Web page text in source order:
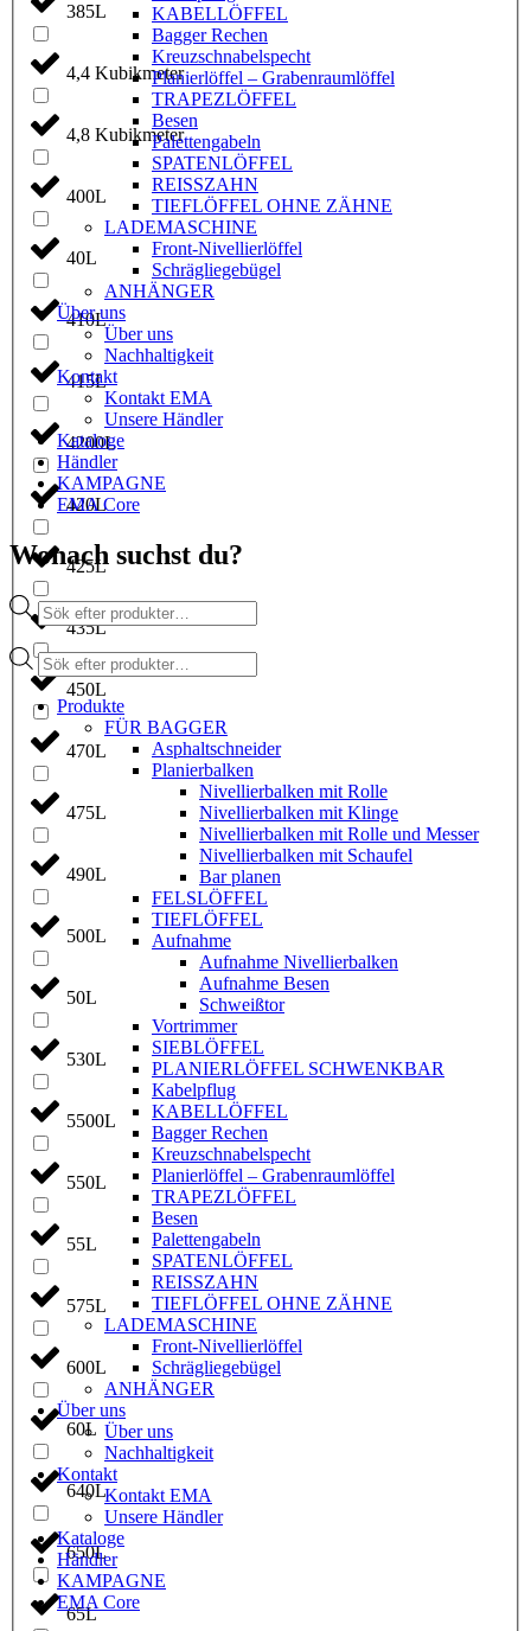
385L
4,4 Kubikmeter
4,8 Kubikmeter
400L
40L
410L
415L
4200L
420L
425L
435L
450L
470L
475L
490L
500L
50L
530L
5500L
550L
55L
575L
600L
60L
640L
650L
65L
KABELLÖFFEL
Bagger Rechen
Kreuzschnabelspecht
Planierlöffel – Grabenraumlöffel
TRAPEZLÖFFEL
Besen
Palettengabeln
SPATENLÖFFEL
REISSZAHN
TIEFLÖFFEL OHNE ZÄHNE
LADEMASCHINE
Front-Nivellierlöffel
Schrägliegebügel
ANHÄNGER
Über uns
Über uns
Nachhaltigkeit
Kontakt
Kontakt EMA
Unsere Händler
Kataloge
Händler
KAMPAGNE
EMA Core
Wonach suchst du?
Products
search
Products
search
Produkte
FÜR BAGGER
Asphaltschneider
Planierbalken
Nivellierbalken mit Rolle
Nivellierbalken mit Klinge
Nivellierbalken mit Rolle und Messer
Nivellierbalken mit Schaufel
Bar planen
FELSLÖFFEL
TIEFLÖFFEL
Aufnahme
Aufnahme Nivellierbalken
Aufnahme Besen
Schweißtor
Vortrimmer
SIEBLÖFFEL
PLANIERLÖFFEL SCHWENKBAR
Kabelpflug
KABELLÖFFEL
Bagger Rechen
Kreuzschnabelspecht
Planierlöffel – Grabenraumlöffel
TRAPEZLÖFFEL
Besen
Palettengabeln
SPATENLÖFFEL
REISSZAHN
TIEFLÖFFEL OHNE ZÄHNE
LADEMASCHINE
Front-Nivellierlöffel
Schrägliegebügel
ANHÄNGER
Über uns
Über uns
Nachhaltigkeit
Kontakt
Kontakt EMA
Unsere Händler
Kataloge
Händler
KAMPAGNE
EMA Core